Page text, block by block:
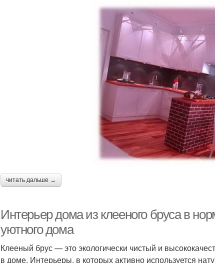
читать дальше →
Интерьер дома из клееного бруса в
уютного дома
Клееный брус — это экологически чистый и
в доме. Интерьеры, в которых активно используется